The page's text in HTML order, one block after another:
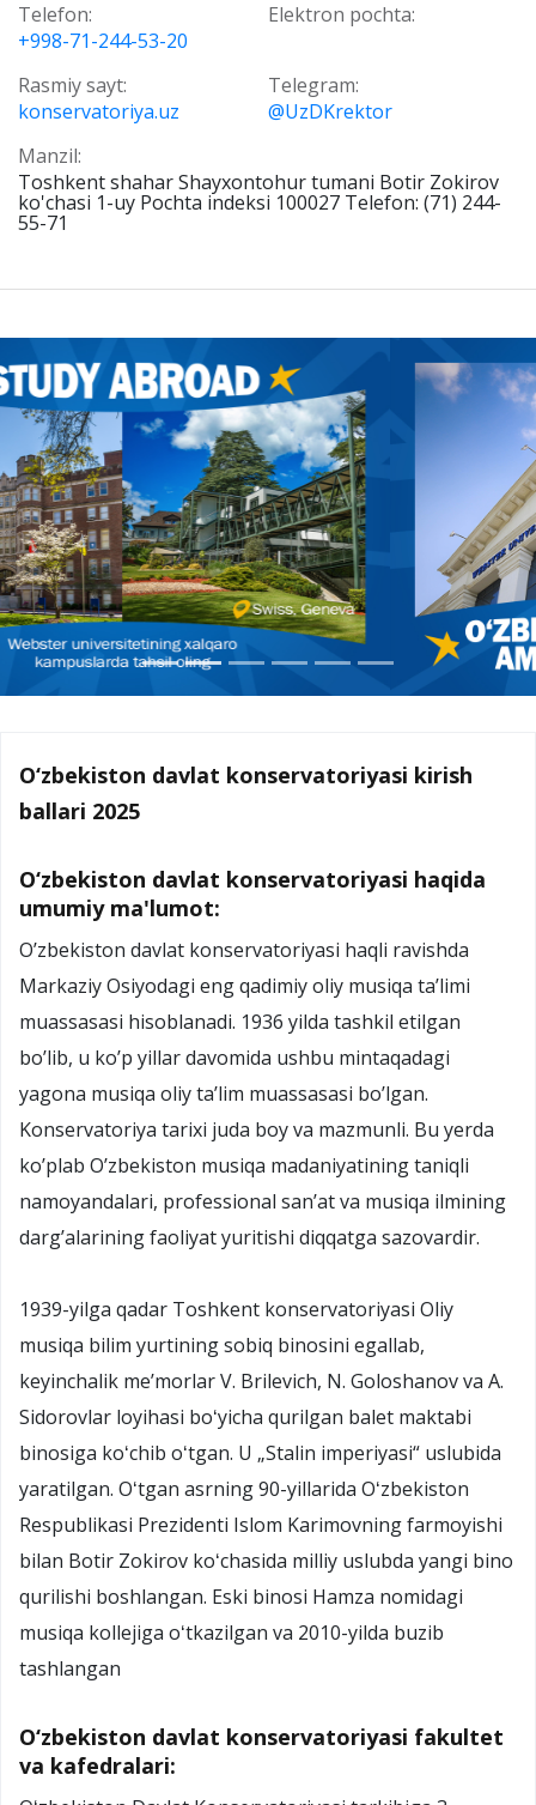
Telefon:
+998-71-244-53-20
Elektron pochta:
Rasmiy sayt:
konservatoriya.uz
Telegram:
@UzDKrektor
Manzil:
Toshkent shahar Shayxontohur tumani Botir Zokirov
ko'chasi 1-uy Pochta indeksi 100027 Telefon: (71) 244-
55-71
O‘zbekiston davlat konservatoriyasi kirish
ballari 2025
O‘zbekiston davlat konservatoriyasi haqida
umumiy ma'lumot:
O’zbekiston davlat konservatoriyasi haqli ravishda
Markaziy Osiyodagi eng qadimiy oliy musiqa ta’limi
muassasasi hisoblanadi. 1936 yilda tashkil etilgan
bo’lib, u ko’p yillar davomida ushbu mintaqadagi
yagona musiqa oliy ta’lim muassasasi bo’lgan.
Konservatoriya tarixi juda boy va mazmunli. Bu yerda
ko’plab O’zbekiston musiqa madaniyatining taniqli
namoyandalari, professional san’at va musiqa ilmining
darg’alarining faoliyat yuritishi diqqatga sazovardir.
1939-yilga qadar Toshkent konservatoriyasi Oliy
musiqa bilim yurtining sobiq binosini egallab,
keyinchalik meʼmorlar V. Brilevich, N. Goloshanov va A.
Sidorovlar loyihasi boʻyicha qurilgan balet maktabi
binosiga koʻchib oʻtgan. U „Stalin imperiyasi“ uslubida
yaratilgan. Oʻtgan asrning 90-yillarida Oʻzbekiston
Respublikasi Prezidenti Islom Karimovning farmoyishi
bilan Botir Zokirov koʻchasida milliy uslubda yangi bino
qurilishi boshlangan. Eski binosi Hamza nomidagi
musiqa kollejiga oʻtkazilgan va 2010-yilda buzib
tashlangan
O‘zbekiston davlat konservatoriyasi fakultet
va kafedralari: